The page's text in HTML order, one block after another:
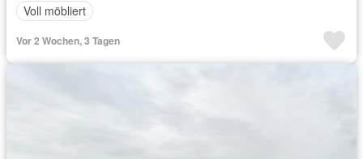
Voll möbliert
Vor 2 Wochen, 3 Tagen